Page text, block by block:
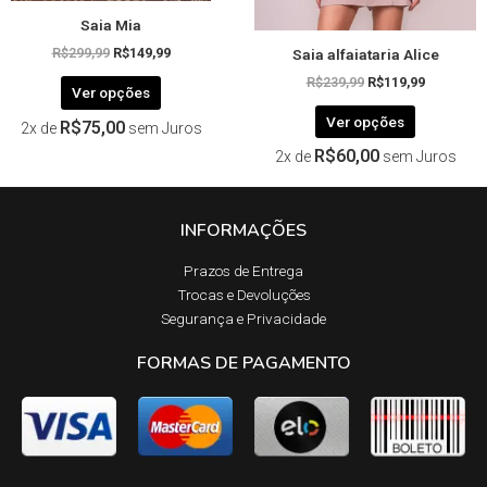
Saia Mia
R$299,99 R$149,99
Ver opções
página
produto
2x de R$75,00 sem Juros
Saia alfaiataria Alice
R$239,99 R$119,99
Ver opções
página
do
produto
2x de R$60,00 sem Juros
INFORMAÇÕES
Prazos de Entrega​
Trocas e Devoluções​
Segurança e Privacidade
FORMAS DE PAGAMENTO